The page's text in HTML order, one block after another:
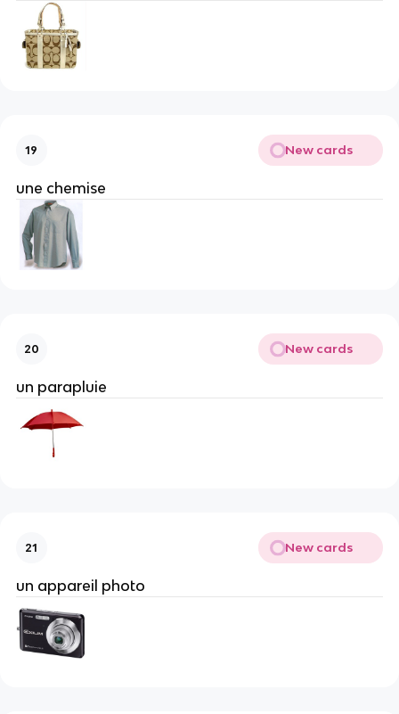
19 New cards
une chemise
20 New cards
un parapluie
21 New cards
un appareil photo